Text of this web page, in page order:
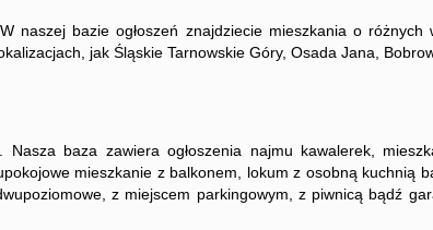
naszej bazie ogłoszeń znajdziecie mieszkania o
jak Śląskie Tarnowskie Góry, Osada Jana,
baza zawiera ogłoszenia najmu kawalerek,
mieszkanie z balkonem, lokum z osobną kuchnią
z miejscem parkingowym, z piwnicą bądź